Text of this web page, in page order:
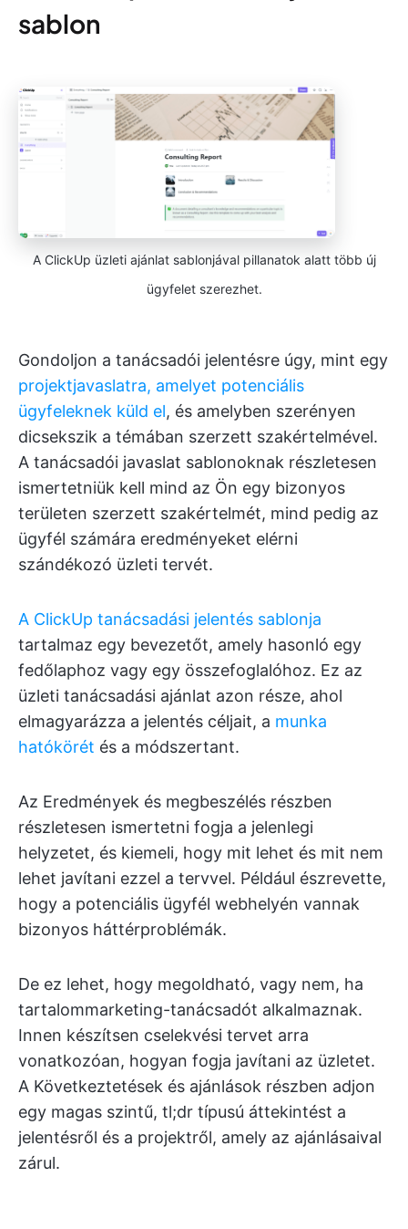
sablon
A ClickUp üzleti ajánlat sablonjával pillanatok alatt több új
ügyfelet szerezhet.
Gondoljon a tanácsadói jelentésre úgy, mint egy
projektjavaslatra, amelyet potenciális
ügyfeleknek küld el, és amelyben szerényen
dicsekszik a témában szerzett szakértelmével.
A tanácsadói javaslat sablonoknak részletesen
ismertetniük kell mind az Ön egy bizonyos
területen szerzett szakértelmét, mind pedig az
ügyfél számára eredményeket elérni
szándékozó üzleti tervét.
A ClickUp tanácsadási jelentés sablonja
tartalmaz egy bevezetőt, amely hasonló egy
fedőlaphoz vagy egy összefoglalóhoz. Ez az
üzleti tanácsadási ajánlat azon része, ahol
elmagyarázza a jelentés céljait, a munka
hatókörét és a módszertant.
Az Eredmények és megbeszélés részben
részletesen ismertetni fogja a jelenlegi
helyzetet, és kiemeli, hogy mit lehet és mit nem
lehet javítani ezzel a tervvel. Például észrevette,
hogy a potenciális ügyfél webhelyén vannak
bizonyos háttérproblémák.
De ez lehet, hogy megoldható, vagy nem, ha
tartalommarketing-tanácsadót alkalmaznak.
Innen készítsen cselekvési tervet arra
vonatkozóan, hogyan fogja javítani az üzletet.
A Következtetések és ajánlások részben adjon
egy magas szintű, tl;dr típusú áttekintést a
jelentésről és a projektről, amely az ajánlásaival
zárul.